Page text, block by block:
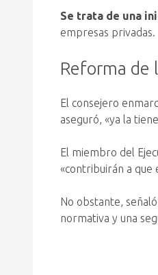
Se trata de una
empresas privadas.
Reforma de
El consejero
aseguró, «ya la
El miembro del
«contribuirán a que
No obstante,
normativa y una